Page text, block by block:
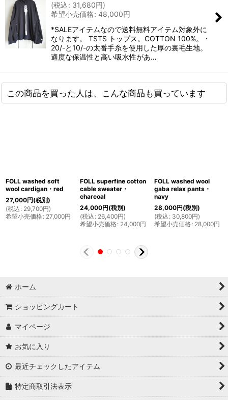
(税込: 31,680円)
希望小売価格: 48,000円
*SALEアイテムなので送料無料アイテム対象外に
なります。 TSTS トップス。COTTON 100%。・
20/-と10/-の太番手糸を使用した厚の裏毛生地。
適度な保温性と高い吸水性があ…
この商品を買った人は、こんな商品も買っています
FOLL washed soft
wool cardigan・red
27,000円(税別)
(税込 : 29,700円)
希望小売価格: 27,000円
FOLL superfine cotton
cable sweater・
charcoal
24,000円(税別)
(税込 : 26,400円)
希望小売価格: 24,000円
FOLL washed wool
gaba relax pants・
navy
28,000円(税別)
(税込 : 30,800円)
希望小売価格: 28,000円
ホーム
ショッピングカート
マイページ
お気に入り
最近チェックしたアイテム
特定商取引法表示